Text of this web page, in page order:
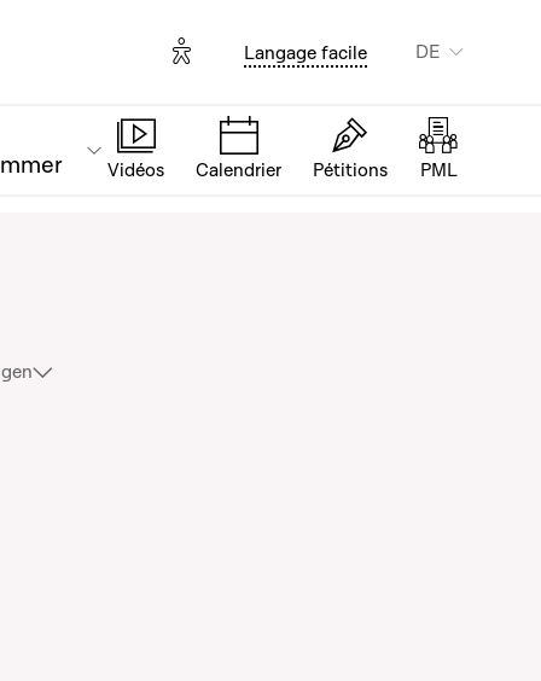
Options d'accessibilité
Langage facile DE
Vidéos Calendrier Pétitions PML
de l’homme en 2022